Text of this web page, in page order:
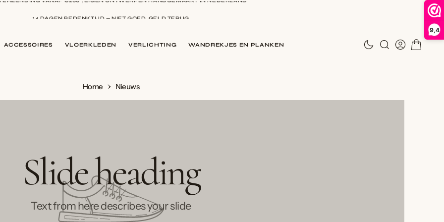
9,4
ACCESSOIRES VLOERKLEDEN VERLICHTING WANDREKJES EN PLANKEN
Home Nieuws
Slide heading
Text from here describes your slide